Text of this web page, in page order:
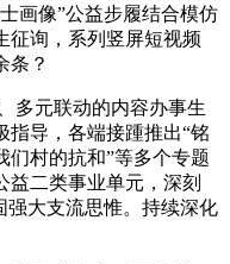
画像”公益步履结合模仿
征询，系列竖屏短视频
条？
元联动的内容办事生
指导，各端接踵推出“铭
们村的抗和”等多个专题
益二类事业单元，深刻
强大支流思惟。持续深化